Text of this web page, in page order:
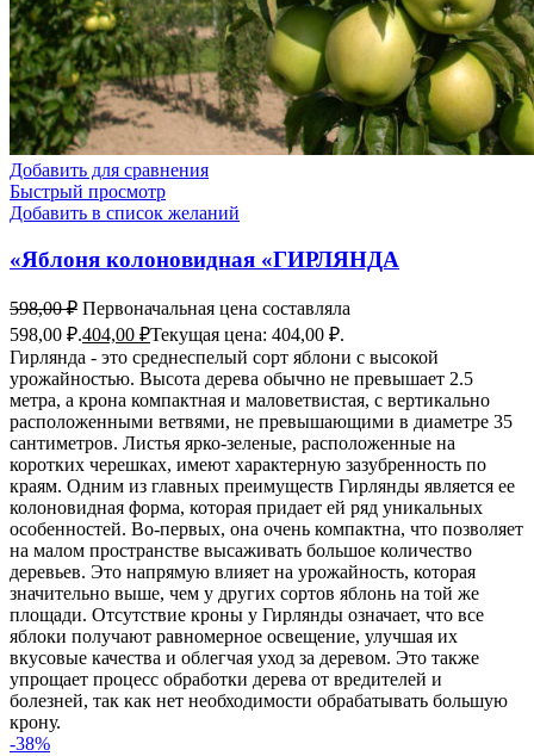
Добавить для сравнения
Быстрый просмотр
Добавить в список желаний
«Яблоня колоновидная «ГИРЛЯНДА
598,00₽ Первоначальная цена составляла
598,00 ₽.404,00 ₽Текущая цена: 404,00 ₽.
Гирлянда - это среднеспелый сорт яблони с высокой
урожайностью. Высота дерева обычно не превышает 2.5
метра, а крона компактная и маловетвистая, с вертикально
расположенными ветвями, не превышающими в диаметре 35
сантиметров. Листья ярко-зеленые, расположенные на
коротких черешках, имеют характерную зазубренность по
краям. Одним из главных преимуществ Гирлянды является ее
колоновидная форма, которая придает ей ряд уникальных
особенностей. Во-первых, она очень компактна, что позволяет
на малом пространстве высаживать большое количество
деревьев. Это напрямую влияет на урожайность, которая
значительно выше, чем у других сортов яблонь на той же
площади. Отсутствие кроны у Гирлянды означает, что все
яблоки получают равномерное освещение, улучшая их
вкусовые качества и облегчая уход за деревом. Это также
упрощает процесс обработки дерева от вредителей и
болезней, так как нет необходимости обрабатывать большую
крону.
-38%